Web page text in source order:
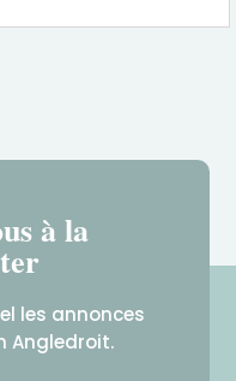
à la
les annonces
Angledroit.